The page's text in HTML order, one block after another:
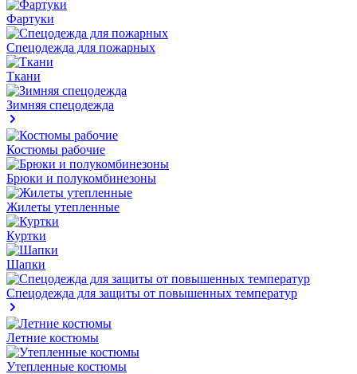
Фартуки
Спецодежда для пожарных
Ткани
Зимняя спецодежда
Костюмы рабочие
Брюки и полукомбинезоны
Жилеты утепленные
Куртки
Шапки
Спецодежда для защиты от повышенных температур
Летние костюмы
Утепленные костюмы